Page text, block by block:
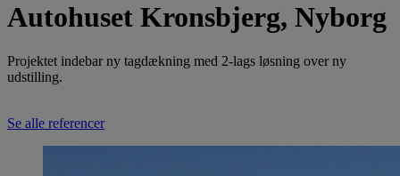
Autohuset Kronsbjerg, Nyborg
Projektet indebar ny tagdækning med 2-lags løsning over ny
udstilling.
Se alle referencer